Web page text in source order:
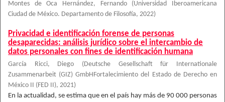
Montes de Oca Hernández, Fernando (Universidad Iberoamericana
Ciudad de México. Departamento de Filosofía, 2022)
Privacidad e identificación forense de personas
desaparecidas: análisis jurídico sobre el intercambio de
datos personales con fines de identificación humana
García Ricci, Diego ( Deutsche Gesellschaft für Internationale
Zusammenarbeit (GIZ) GmbHFortalecimiento del Estado de Derecho en
México II (FED II), 2021)
En la actualidad, se estima que en el país hay más de 90 000 personas